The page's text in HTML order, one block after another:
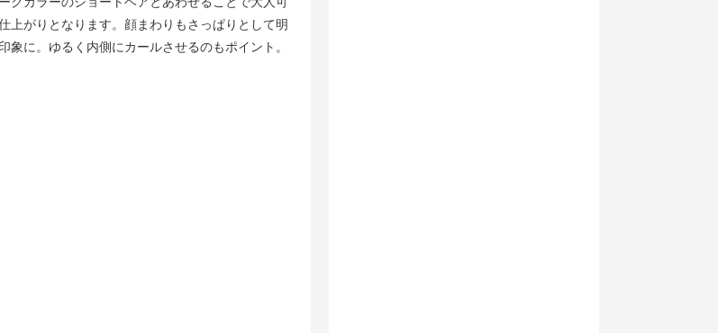
上がりとなります。顔まわりもさっぱりとして明
象に。ゆるく内側にカールさせるのもポイント。